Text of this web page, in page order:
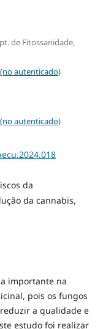
de Fitossanidade,
autenticado)
autenticado)
da
da cannabis,
importante na
pois os fungos
a qualidade e
estudo foi realizar